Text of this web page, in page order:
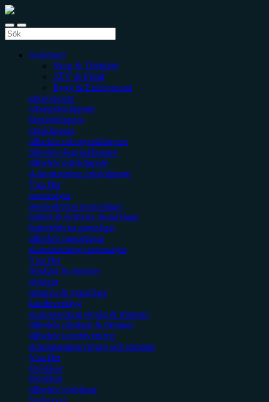
Sortiment
Skog & Trädgård
ATV & Fritid
Bygg & Entreprenad
gräsklippare
robotgräsklippare
åkgräsklippare
gräsklippare
tillbehör robotgräsklippare
tillbehör åkgräsklippare
tillbehör gräsklippare
skärutrustning gräsklippare
Visa fler
motorsågar
bensindrivna motorsågar
batteri & eldrivna motorsågar
batteridrivna grensågar
tillbehör motorsågar
skärutrustning motorsågar
Visa fler
röjsågar & trimmer
röjsågar
trimmer & gräsröjare
kombiverktyg
skärutrustning röjsåg & trimmer
tillbehör röjsågar & trimmer
tillbehör kombiverktyg
skärutrustning röjsåg och trimmer
Visa fler
lövblåsar
lövblåsar
tillbehör lövblåsar